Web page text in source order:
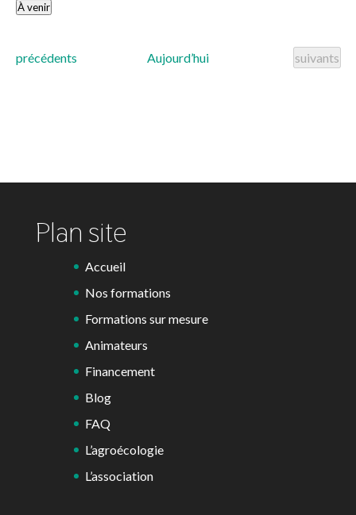
À venir
date.
Formations
précédents Aujourd’hui Formations
suivants
Plan site
Accueil
Nos formations
Formations sur mesure
Animateurs
Financement
Blog
FAQ
L’agroécologie
L’association